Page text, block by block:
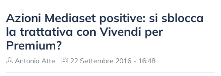
Azioni Mediaset positive: si sblocca
la trattativa con Vivendi per
Premium?
Antonio Atte 22 Settembre 2016 - 16:48